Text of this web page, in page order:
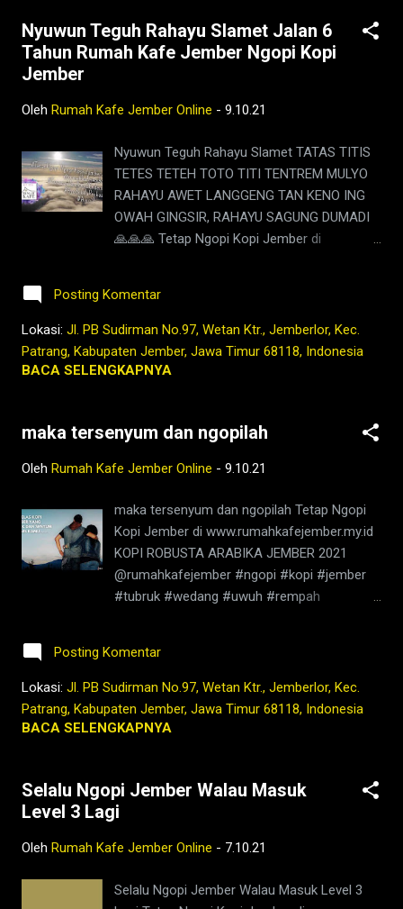
permainan anak Jawa Tengah, tembang ini
menggambarkan tentang binatang bernama
menarik. Seperti cerita bahwa gajah
India Company pada tahun 1750 ke
#Nusantara, atau sengaja di datangkan dari
suatu tempat ke Nusantara, utamanya Jawa.
Juga teori yang menyatakan, bahwa gajah di
Jawa masa itu ...
Nyuwun Teguh Rahayu Slamet Jalan 6
Tahun Rumah Kafe Jember Ngopi Kopi
Jember
Oleh Rumah Kafe Jember Online - 9.10.21
Nyuwun Teguh Rahayu Slamet TATAS TITIS
TETES TETEH TOTO TITI TENTREM MULYO
RAHAYU AWET LANGGENG TAN KENO ING
OWAH GINGSIR, RAHAYU SAGUNG DUMADI
🙏🙏🙏 Tetap Ngopi Kopi Jember di
#ngopi #kopi #jember #jemberhits
#jembermalam #jemberkota #ngopimalam
#kopihitam #kopimalam #rumahkafe
#rumahkafejember #kafejember
#rempah #coffee #pecintakopi
#coffeeaddict #coffeebeans #coffeelovers
#photooftheday #TetapProtokolNewNormal
#JanganNulari #JanganKetularan #kedaikopi
#kopijember #kopijawa ngopi,kedai kopi di
jember,jenis kopi jember,kafe di jember,kopi
jember,kopi nyaman di
jember,jember ini hari,bisnis coffee shop di
shop,warung kopi
jember,pandemi,covid19,indonesia,nusantara,
masa lalu,kopi,jember,kafe,...
Posting Komentar
Lokasi: Jl. PB Sudirman No.97, Wetan Ktr., Jemberlor, Kec.
Patrang, Kabupaten Jember, Jawa Timur 68118, Indonesia
BACA SELENGKAPNYA
maka tersenyum dan ngopilah
Oleh Rumah Kafe Jember Online - 9.10.21
maka tersenyum dan ngopilah Tetap Ngopi
Kopi Jember di www.rumahkafejember.my.id
KOPI ROBUSTA ARABIKA JEMBER 2021
@rumahkafejember #ngopi #kopi #jember
#tubruk #wedang #uwuh #rempah
#kopihijau #kopienak #coffeetime
#coffeeaddict #ngopisore #rokenrol
#coffeebeans #coffeelovers #instagood
#barista #coffeeholic #kopilokal
kopi,jember,rumah,kafe,kedai,es kopi
susu,wedang
bisnis,berita jember,jember ini hari,kopi
lambung,2021,tubruk,pandemi,covid19,youtub
Posting Komentar
Lokasi: Jl. PB Sudirman No.97, Wetan Ktr., Jemberlor, Kec.
Patrang, Kabupaten Jember, Jawa Timur 68118, Indonesia
BACA SELENGKAPNYA
Selalu Ngopi Jember Walau Masuk
Level 3 Lagi
Oleh Rumah Kafe Jember Online - 7.10.21
Selalu Ngopi Jember Walau Masuk Level 3